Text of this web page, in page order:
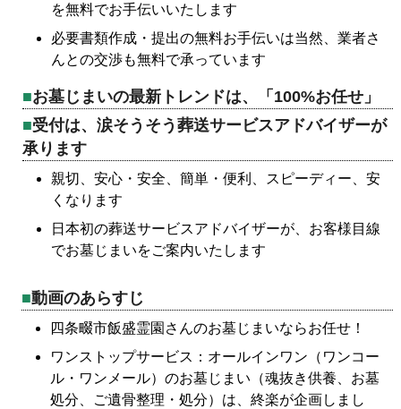
を無料でお手伝いいたします
必要書類作成・提出の無料お手伝いは当然、業者さ
んとの交渉も無料で承っています
お墓じまいの最新トレンドは、「100%お任せ」
受付は、涙そうそう葬送サービスアドバイザーが
承ります
親切、安心・安全、簡単・便利、スピーディー、安
くなります
日本初の葬送サービスアドバイザーが、お客様目線
でお墓じまいをご案内いたします
動画のあらすじ
四条畷市飯盛霊園さんのお墓じまいならお任せ！
ワンストップサービス：オールインワン（ワンコー
ル・ワンメール）のお墓じまい（魂抜き供養、お墓
処分、ご遺骨整理・処分）は、終楽が企画しまし